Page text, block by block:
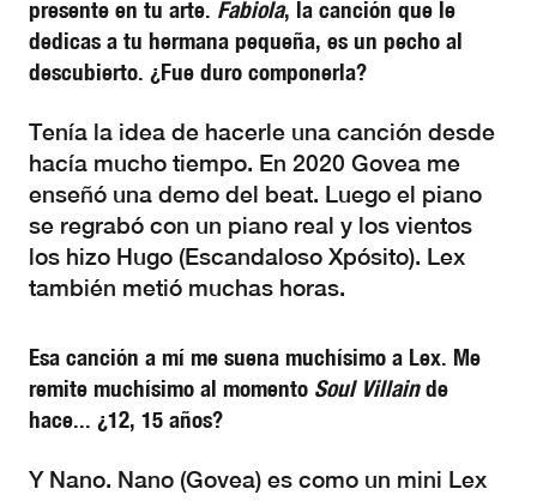
presente en tu arte. Fabiola, la canción que le
dedicas a tu hermana pequeña, es un pecho al
descubierto. ¿Fue duro componerla?
Tenía la idea de hacerle una canción desde
hacía mucho tiempo. En 2020 Govea me
enseñó una demo del beat. Luego el piano
se regrabó con un piano real y los vientos
los hizo Hugo (Escandaloso Xpósito). Lex
también metió muchas horas.
Esa canción a mí me suena muchísimo a Lex. Me
remite muchísimo al momento Soul Villainde
hace... ¿12, 15 años?
Y Nano. Nano (Govea) es como un mini Lex